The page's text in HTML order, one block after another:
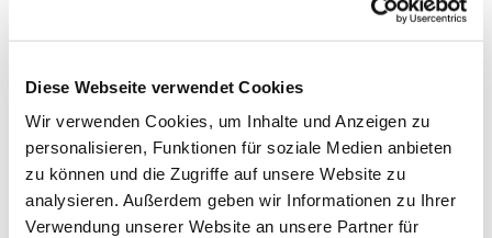
Diese Webseite verwendet Cookies
Wir verwenden Cookies, um Inhalte und Anzeigen zu
personalisieren, Funktionen für soziale Medien anbieten
zu können und die Zugriffe auf unsere Website zu
analysieren. Außerdem geben wir Informationen zu Ihrer
Verwendung unserer Website an unsere Partner für